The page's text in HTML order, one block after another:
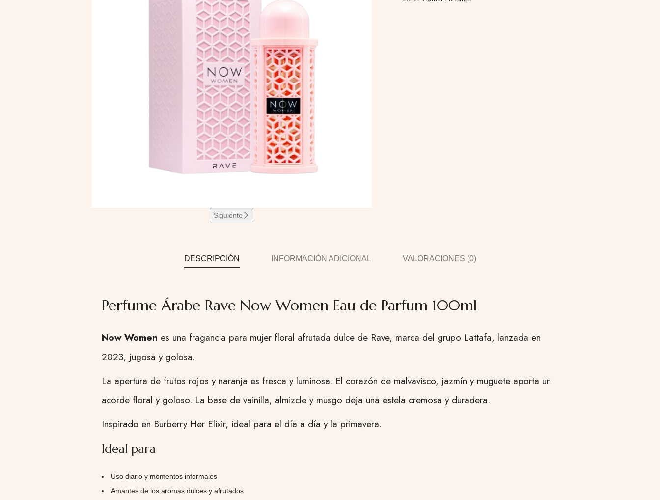
Siguiente
DESCRIPCIÓN INFORMACIÓN ADICIONAL VALORACIONES (0)
Perfume Árabe Rave Now Women Eau de Parfum 100ml
Now Women es una fragancia para mujer floral afrutada dulce de Rave, marca del grupo Lattafa, lanzada en
2023, jugosa y golosa.
La apertura de frutos rojos y naranja es fresca y luminosa. El corazón de malvavisco, jazmín y muguete aporta un
acorde floral y goloso. La base de vainilla, almizcle y musgo deja una estela cremosa y duradera.
Inspirado en Burberry Her Elixir, ideal para el día a día y la primavera.
Ideal para
Uso diario y momentos informales
Amantes de los aromas dulces y afrutados